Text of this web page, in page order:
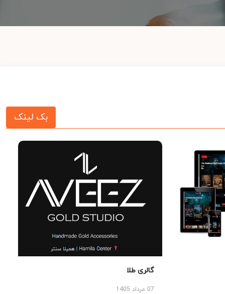
بک لینک
گالری طلا
07 مرداد 1405